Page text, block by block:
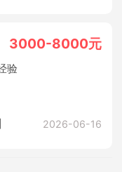
3000-8000元
验
2026-06-16